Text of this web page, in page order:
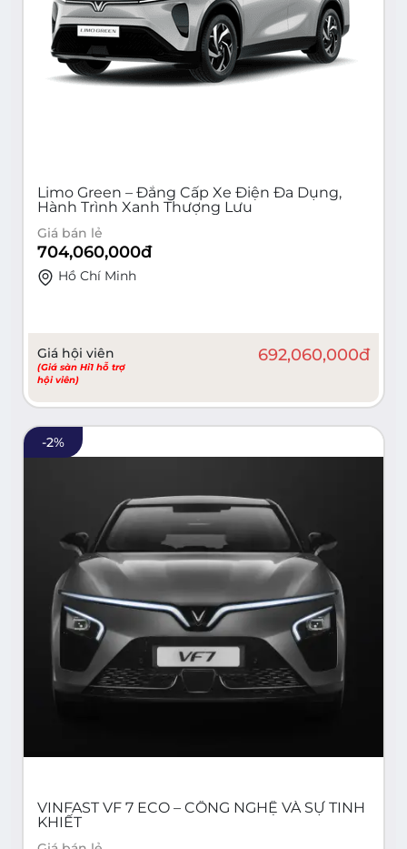
Limo Green – Đẳng Cấp Xe Điện Đa Dụng,
Hành Trình Xanh Thượng Lưu
Giá bán lẻ
704,060,000đ
Hồ Chí Minh
Giá hội viên
(Giá sàn Hi1 hỗ trợ
hội viên)
692,060,000đ
-2%
VINFAST VF 7 ECO – CÔNG NGHỆ VÀ SỰ TINH
KHIẾT